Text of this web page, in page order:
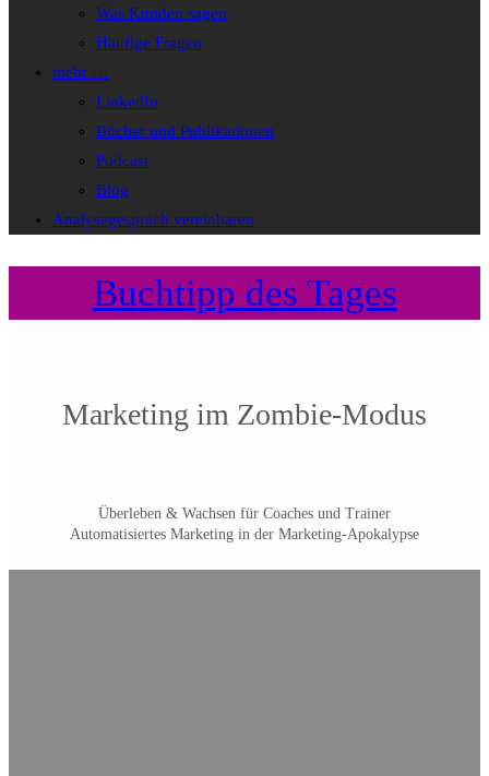
Was Kunden sagen
Häufige Fragen
mehr …
LinkedIn
Bücher und Publikationen
Podcast
Blog
Analysegespräch vereinbaren
Buchtipp des Tages
Marketing im Zombie-Modus
Überleben & Wachsen für Coaches und Trainer
Automatisiertes Marketing in der Marketing-Apokalypse